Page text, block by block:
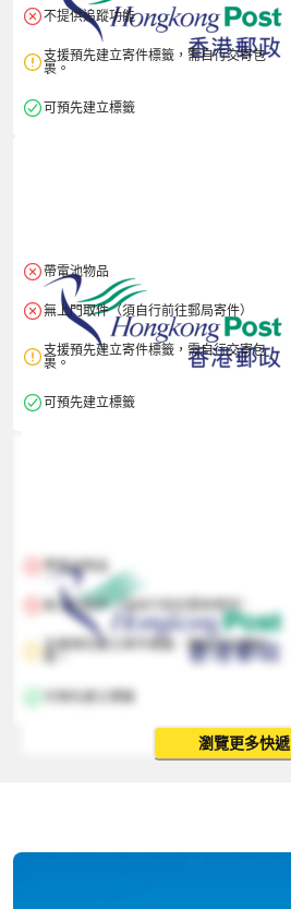
不提供追蹤功能
支援預先建立寄件標籤，需自行交寄包
裹。
可預先建立標籤
帶電池物品
無上門取件（須自行前往郵局寄件）
支援預先建立寄件標籤，需自行交寄包
裹。
可預先建立標籤
帶電池物品
無上門取件（須自行前往郵局寄件）
支援預先建立寄件標籤，需自行交寄包
裹。
可預先建立標籤
瀏覽更多快遞